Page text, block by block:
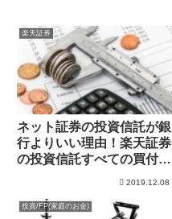
楽天証券
ネット証券の投資信託が銀
行よりいい理由！楽天証券
の投資信託すべての買付手
2019.12.08
投資/FP(家庭のお金)